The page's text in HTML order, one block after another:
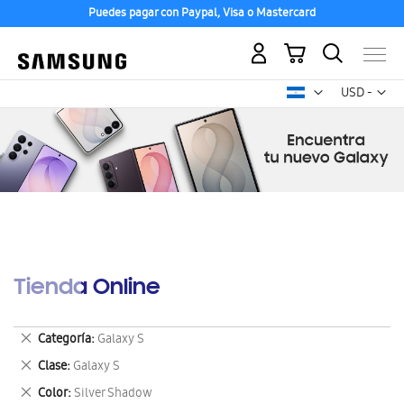
Puedes pagar con Paypal, Visa o Mastercard
USD -
dólar
Mi carrito
Tienda Online
Categoría Galaxy S
Eliminar
este
artículo
Clase Galaxy S
Eliminar
este
Color Silver Shadow
Eliminar